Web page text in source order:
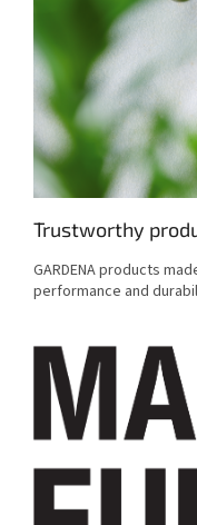
Trustworthy
GARDENA products
performance and